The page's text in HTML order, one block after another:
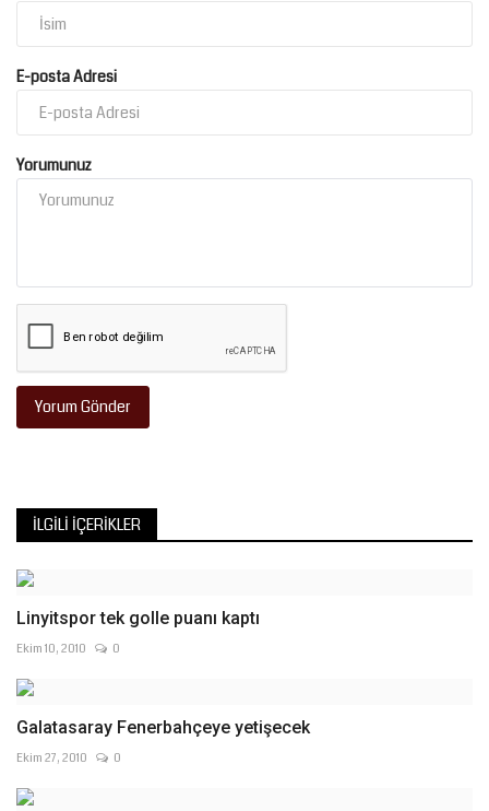
E-posta Adresi
Yorumunuz
Yorum Gönder
İLGILI İÇERIKLER
Linyitspor tek golle puanı kaptı
Ekim 10, 2010 0
Galatasaray Fenerbahçeye yetişecek
Ekim 27, 2010 0